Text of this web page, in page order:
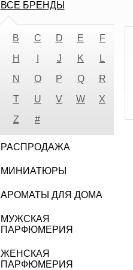
ВСЕ БРЕНДЫ
B C D E
F
H J K
L
N O P Q
R
T U V W
X
Z #
РАСПРОДАЖА
МИНИАТЮРЫ
АРОМАТЫ ДЛЯ ДОМА
МУЖСКАЯ
ПАРФЮМЕРИЯ
ЖЕНСКАЯ
ПАРФЮМЕРИЯ